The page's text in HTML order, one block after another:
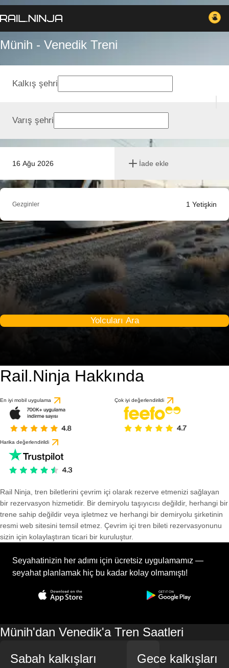
Münih - Venedik Treni
16 Ağu 2026 İade ekle
Kalkış şehri
Varış şehri
Gezginler 1 Yetişkin
Yolcuları Ara
Rail.Ninja Hakkında
En iyi mobil uygulama Çok iyi değerlendirildi
Harika değerlendirildi
Rail Ninja, tren biletlerini çevrim içi olarak rezerve etmenizi sağlayan
bir rezervasyon hizmetidir. Bir demiryolu taşıyıcısı değildir, herhangi bir
trene sahip değildir veya işletmez ve herhangi bir demiryolu şirketinin
resmi web sitesini temsil etmez. Çevrim içi tren bileti rezervasyonunu
sizin için kolaylaştıran ticari bir kuruluştur.
Seyahatinizin her adımı için ücretsiz uygulamamız —
seyahat planlamak hiç bu kadar kolay olmamıştı!
Münih'dan Venedik'a Tren Saatleri
Sabah kalkışları
Gece kalkışları